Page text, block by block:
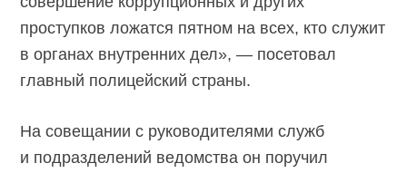
проступков ложатся пятном на всех, кто служит
в органах внутренних дел», — посетовал
главный полицейский страны.
На совещании с руководителями служб
и подразделений ведомства он поручил